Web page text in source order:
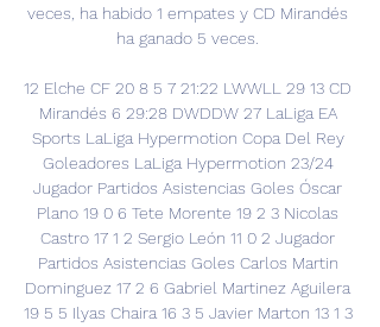
veces, ha habido 1 empates y CD Mirandés
ha ganado 5 veces.
12 Elche CF 20 8 5 7 21:22 LWWLL 29 13 CD
Mirandés 6 29:28 DWDDW 27 LaLiga EA
Sports LaLiga Hypermotion Copa Del Rey
Goleadores LaLiga Hypermotion 23/24
Jugador Partidos Asistencias Goles Óscar
Plano 19 0 6 Tete Morente 19 2 3 Nicolas
Castro 17 1 2 Sergio León 11 0 2 Jugador
Partidos Asistencias Goles Carlos Martin
Dominguez 17 2 6 Gabriel Martinez Aguilera
19 5 5 Ilyas Chaira 16 3 5 Javier Marton 13 1 3